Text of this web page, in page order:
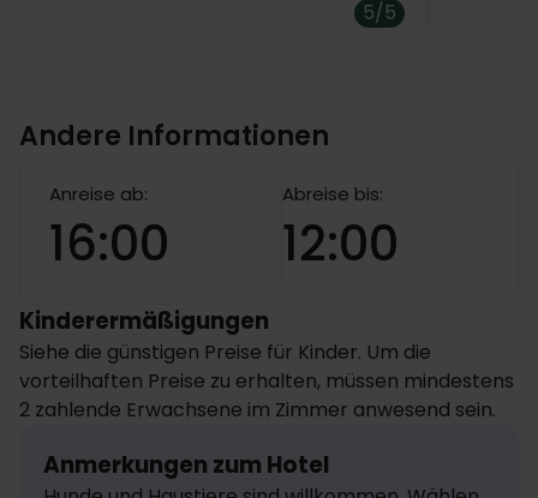
5/5
Andere Informationen
Anreise ab:
16:00
Abreise bis:
12:00
Kinderermäßigungen
Siehe die günstigen Preise für Kinder. Um die
vorteilhaften Preise zu erhalten, müssen mindestens
2 zahlende Erwachsene im Zimmer anwesend sein.
Anmerkungen zum Hotel